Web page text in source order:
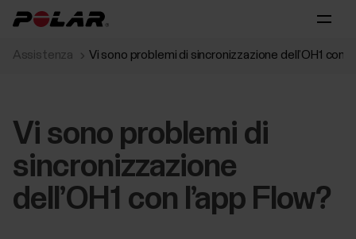
Assistenza Vi sono problemi di sincronizzazione dell’OH1 con
Vi sono problemi di
sincronizzazione
dell’OH1 con l’app Flow?